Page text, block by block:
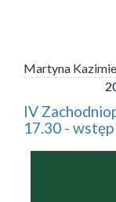
Martyna
IV
17.30 -